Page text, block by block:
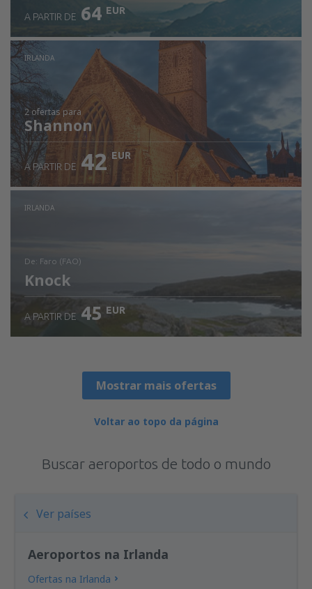
Ver detalhes
A PARTIR DE 64 EUR
IRLANDA
2 ofertas para
Shannon
A PARTIR DE 42 EUR
IRLANDA
de: Faro (FAO)
Knock
A PARTIR DE 45 EUR
Mostrar mais ofertas
Voltar ao topo da página
Buscar aeroportos de todo o mundo
Ver países
Aeroportos na Irlanda
Ofertas na Irlanda